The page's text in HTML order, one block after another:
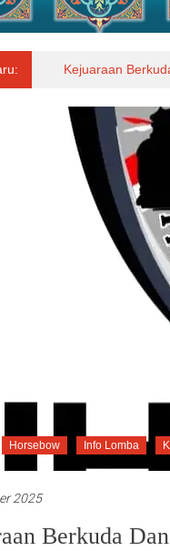
Kejuaraan
Horsebow Info Lomba
2025
Berkuda